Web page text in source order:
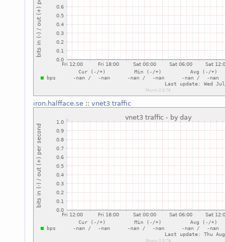
iron.halfface.se:: vnet3 traffic